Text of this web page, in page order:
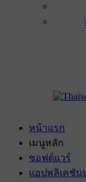
หน้าแรก
เมนูหลัก
ซอฟต์แวร์
แอปพลิเคชัน